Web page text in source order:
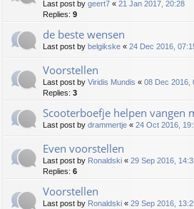
Last post by geert7 « 21 Jan 2017, 20:28
Replies: 9
de beste wensen
Last post by belgikske « 24 Dec 2016,
Voorstellen
Last post by Viridis Mundis « 08 Dec 2016,
Replies: 3
Scooterboefje helpen vangen
Last post by drammertje « 24 Oct 2016,
Even voorstellen
Last post by Ronaldski « 29 Sep 2016,
Replies: 6
Voorstellen
Last post by Ronaldski « 29 Sep 2016,